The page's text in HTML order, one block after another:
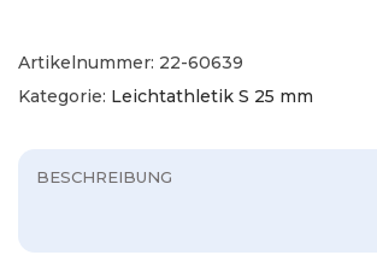
Artikelnummer: 22-60639
Kategorie: Leichtathletik S 25 mm
BESCHREIBUNG